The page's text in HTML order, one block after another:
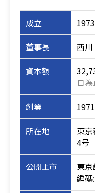
成立
董事長 西川
資本額
日
創業
所在地
東
4号
公開上市
東
編碼